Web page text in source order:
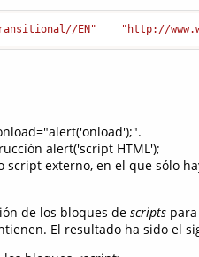
EN" "http://
alert('script HTML');
externo, en el que sólo
de los bloques de scriptspara
El resultado ha sido el